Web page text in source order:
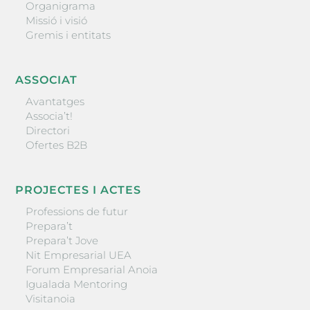
Organigrama
Missió i visió
Gremis i entitats
ASSOCIAT
Avantatges
Associa’t!
Directori
Ofertes B2B
PROJECTES I ACTES
Professions de futur
Prepara’t
Prepara’t Jove
Nit Empresarial UEA
Forum Empresarial Anoia
Igualada Mentoring
Visitanoia